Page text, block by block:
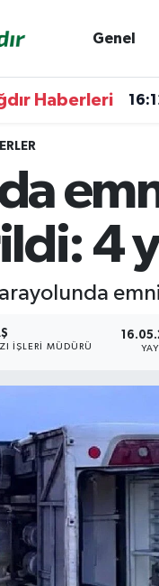
Genel
Haberleri
4
İŞLERI MÜDÜRÜ
ve Fikstür